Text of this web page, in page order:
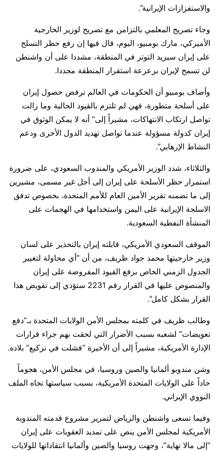
والاستفزازات الإيرانية”.
وجاء تصريح المعلمي بالتزامن مع تصريح لوزير الخارجية
الأميركي، مارك بومبيو، اليوم، قال فيها إن رفع حظر التسلح
على إيران سيزيد التوتر في المنطقة، مشددا على أن واشنطن
لن تسمح لإيران بزعزعة استقرار المنطقة مجددا.
وأضاف بومبيو أن الحكومات في العالم ترفض حصول إيران
على أسلحة متطورة، فهي لم تلتزم بالقيود الحالية وما زالت
تواصل ارتكاب الانتهاكات، مشيراً إلى” أنه لا يمكن الوثوق في
إيران كدولة مسؤولة عندما تواصل تهديد الدول الأخرى ودعم
النشاط الإرهابي”.
والثلاثاء، شدد الوزير الأمريكي والمندوب السعودي، على ضرورة
استمرار حظر الأسلحة على إيران إلى أجل غير مسمى، مشيرين
إلى ما تضمنه تقرير الأمين العام للأمم المتحدة، بخصوص تدفق
الاسلحة الإيرانية على اليمن واستخدامها في الهجمات على
المنشأة النفطية السعودية.
الموقف السعودي الأمريكي، قابلته إيران بالتحذير على لسان
وزير خارجيتها محمد جواد ظريف، من أن “أي محاولة لتغيير
الجدول الزمني الخاص برفع القيود المفروضة على إيران
والمنصوص عليها في القرار رقم 2231 ستؤدي إلى تقويض هذا
القرار بشكل كامل”.
وطالب ظريف في كلمته بمجلس الأمن الولايات المتحدة بـ”دفع
تعويضات” لشعبه بسبب الأضرار التي لحقت بهم جراء قرارات
الإدارة الأمريكية، مشيراً إلى أن الأخيرة “فشلت في تركيع” بلاده.
وشن مندوبو ألمانيا والصين وروسيا، في مجلس الأمن، هجوماً
حاداً على الولايات المتحدة الأمريكية، بسبب سياستها تجاه الملف
النووي الإيراني.
وفيما تسعى واشنطن والرياض لتمرير مشروع قدمته المندوبة
الأمريكية لمجلس الأمن ينص على تمديد العقوبات على إيران
“إلى مالا نهاية”، وجهت روسيا والصين وألمانيا انتقاداتها للولايات